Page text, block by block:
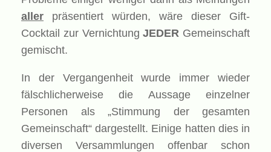
aller präsentiert würden, wäre dieser Gift-
Cocktail zur VernichtungJEDER Gemeinschaft
gemischt.
In der Vergangenheit wurde immer wieder
fälschlicherweise die Aussage einzelner
Personen als „Stimmung der gesamten
Gemeinschaft“ dargestellt. Einige hatten dies in
diversen Versammlungen offenbar schon